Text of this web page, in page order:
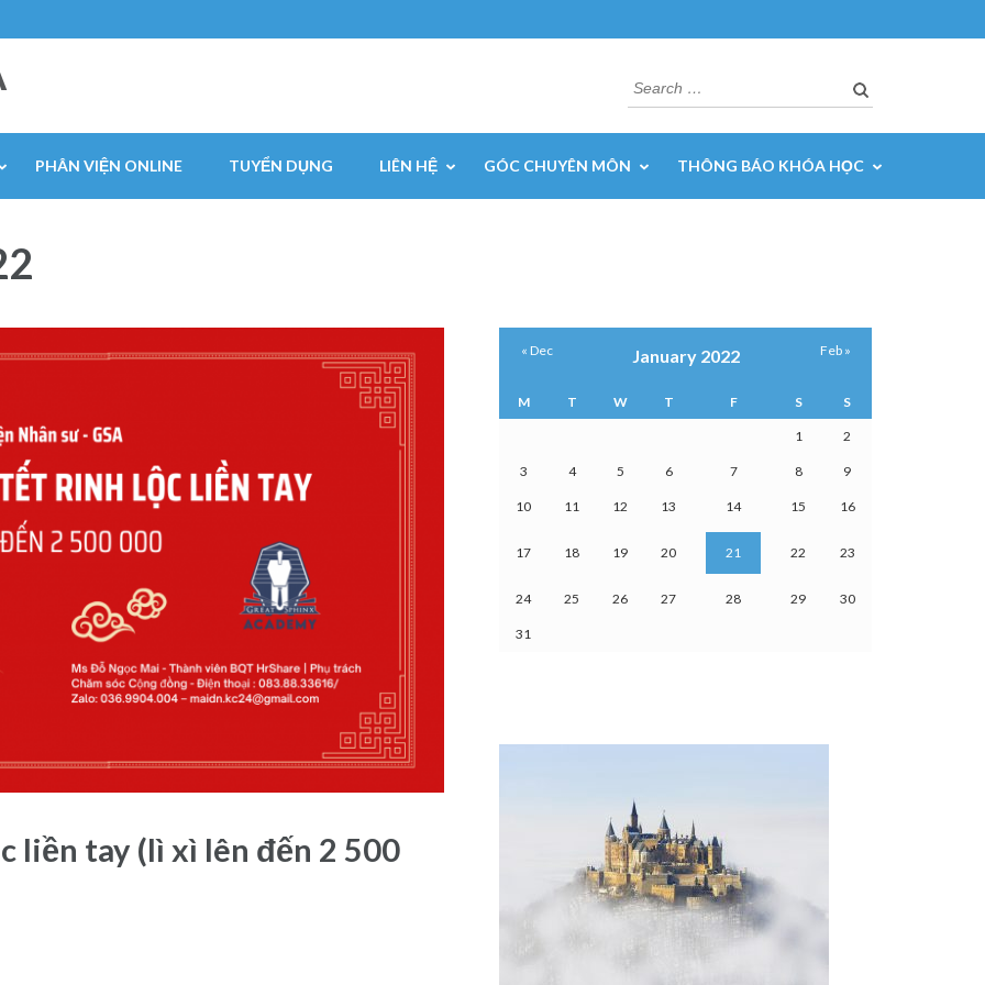
Search
for:
PHÂN VIỆN ONLINE TUYỂN DỤNG LIÊN HỆ GÓC CHUYÊN MÔN THÔNG BÁO KHÓA HỌC
tay (lì xì lên đến 2 500
January 2022
M T W T F S S
1 2
3 4 5 6 7 8 9
10 11 12 13 14 15 16
17 18 19 20 21 22 23
24 25 26 27 28 29 30
31
« Dec Feb »